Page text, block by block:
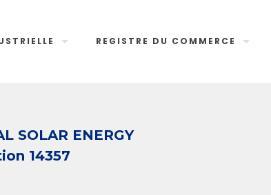
REGISTRE DU COMMERCE
SOLAR ENERGY
14357